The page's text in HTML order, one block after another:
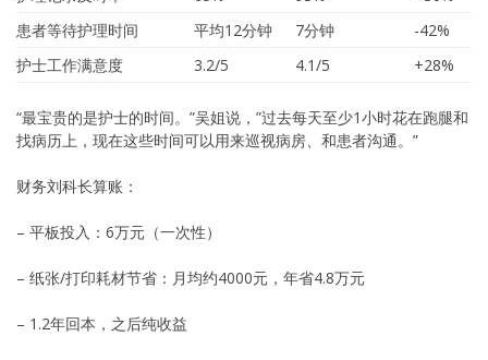
患者等待护理时间
平均12分钟 7分钟
-42%
护士工作满意度
3.2/5 4.1/5 +28%
“最宝贵的是护士的时间。”吴姐说，”过去每天至少1小时花在跑腿和
找病历上，现在这些时间可以用来巡视病房、和患者沟通。”
财务刘科长算账：
– 平板投入：6万元（一次性）
– 纸张/打印耗材节省：月均约4000元，年省4.8万元
– 1.2年回本，之后纯收益